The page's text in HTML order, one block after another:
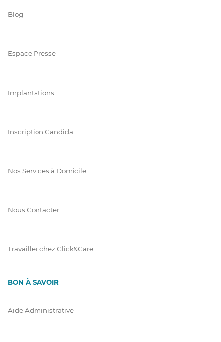
Blog
Espace Presse
Implantations
Inscription Candidat
Nos Services à Domicile
Nous Contacter
Travailler chez Click&Care
BON À SAVOIR
Aide Administrative